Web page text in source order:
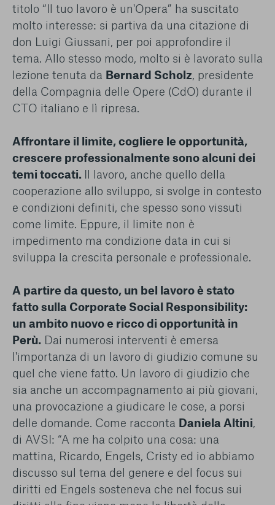
titolo “Il tuo lavoro è un'Opera” ha suscitato
molto interesse: si partiva da una citazione di
don Luigi Giussani, per poi approfondire il
tema. Allo stesso modo, molto si è lavorato sulla
lezione tenuta da Bernard Scholz, presidente
della Compagnia delle Opere (CdO) durante il
CTO italiano e lì ripresa.
Affrontare il limite, cogliere le opportunità,
crescere professionalmente sono alcuni dei
temi toccati. Il lavoro, anche quello della
cooperazione allo sviluppo, si svolge in contesto
e condizioni definiti, che spesso sono vissuti
come limite. Eppure, il limite non è
impedimento ma condizione data in cui si
sviluppa la crescita personale e professionale.
A partire da questo, un bel lavoro è stato
fatto sulla Corporate Social Responsibility:
un ambito nuovo e ricco di opportunità in
Perù. Dai numerosi interventi è emersa
l'importanza di un lavoro di giudizio comune su
quel che viene fatto. Un lavoro di giudizio che
sia anche un accompagnamento ai più giovani,
una provocazione a giudicare le cose, a porsi
delle domande. Come racconta Daniela Altini,
di AVSI: “A me ha colpito una cosa: una
mattina, Ricardo, Engels, Cristy ed io abbiamo
discusso sul tema del genere e del focus sui
diritti ed Engels sosteneva che nel focus sui